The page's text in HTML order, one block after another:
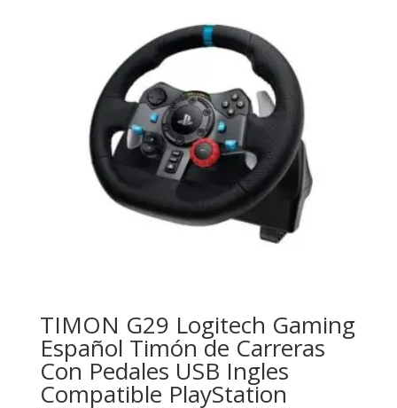
TIMON G29 Logitech Gaming
Español Timón de Carreras
Con Pedales USB Ingles
Compatible PlayStation